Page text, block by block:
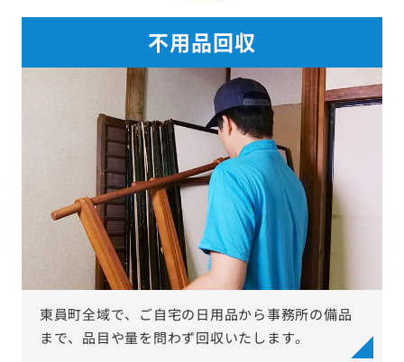
不用品回収
東員町全域で、ご自宅の日用品から事務所の備品
まで、品目や量を問わず回収いたします。